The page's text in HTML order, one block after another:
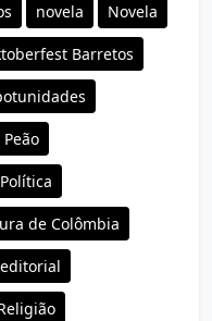
novela Novela
Barretos
Política
de Colômbia